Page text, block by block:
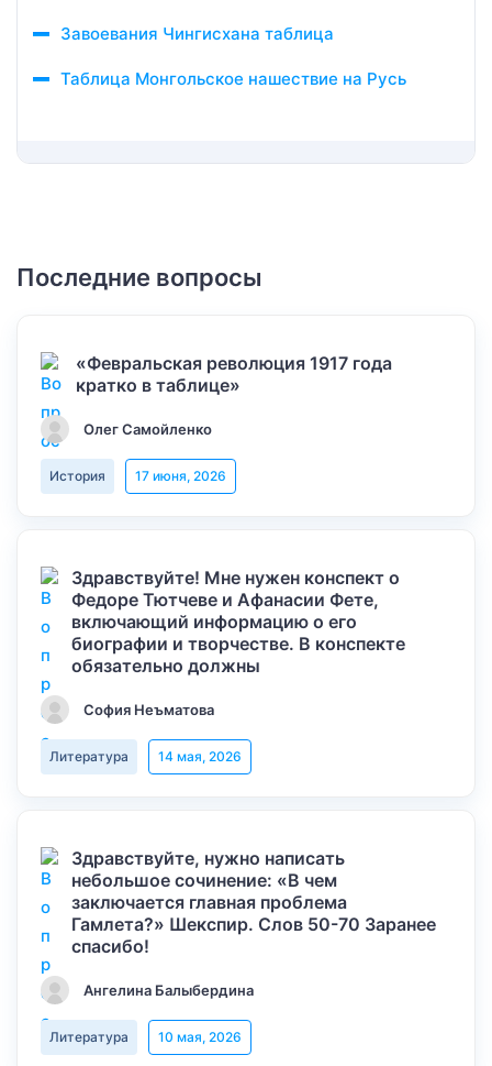
Завоевания Чингисхана таблица
Таблица Монгольское нашествие на Русь
Последние вопросы
«Февральская революция 1917 года
кратко в таблице»
Олег Самойленко
История 17 июня, 2026
Здравствуйте! Мне нужен конспект о
Федоре Тютчеве и Афанасии Фете,
включающий информацию о его
биографии и творчестве. В конспекте
обязательно должны
София Неъматова
Литература 14 мая, 2026
Здравствуйте, нужно написать
небольшое сочинение: «В чем
заключается главная проблема
Гамлета?» Шекспир. Слов 50-70 Заранее
спасибо!
Ангелина Балыбердина
Литература 10 мая, 2026